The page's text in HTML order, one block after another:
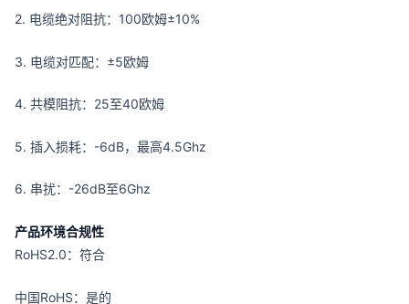
2. 电缆绝对阻抗：100欧姆±10%
3. 电缆对匹配：±5欧姆
4. 共模阻抗：25至40欧姆
5. 插入损耗：-6dB，最高4.5Ghz
6. 串扰：-26dB至6Ghz
产品环境合规性
RoHS2.0：符合
中国RoHS：是的